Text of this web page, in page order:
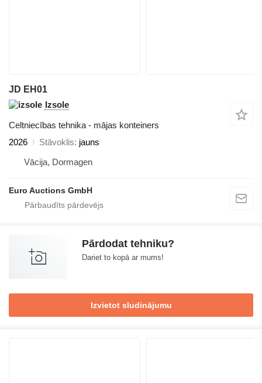
JD EH01
Izsole
Celtniecības tehnika - mājas konteiners
2026
Stāvoklis jauns
Vācija, Dormagen
Euro Auctions GmbH
Pārdodat tehniku?
Dariet to kopā ar mums!
Izvietot sludinājumu